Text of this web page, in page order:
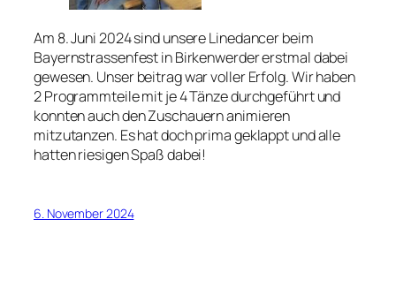
Am 8. Juni 2024 sind unsere Linedancer beim
Bayernstrassenfest in Birkenwerder erstmal dabei
gewesen. Unser beitrag war voller Erfolg. Wir haben
2 Programmteile mit je 4 Tänze durchgeführt und
konnten auch den Zuschauern animieren
mitzutanzen. Es hat doch prima geklappt und alle
hatten riesigen Spaß dabei!
6. November 2024